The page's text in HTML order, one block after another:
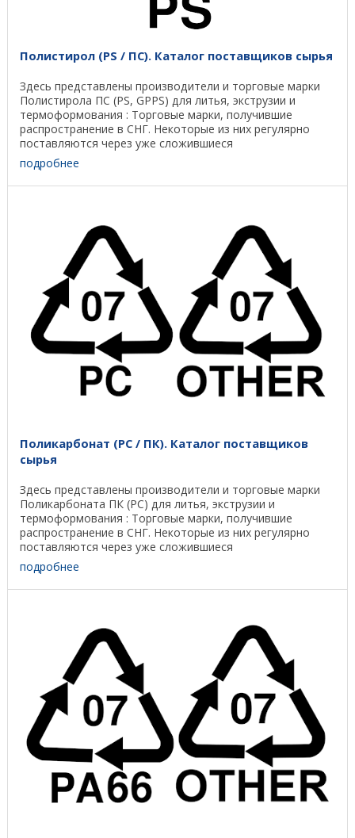
Полистирол (PS / ПС). Каталог поставщиков сырья
Здесь представлены производители и торговые марки
Полистирола ПС (PS, GPPS) для литья, экструзии и
термоформования : Торговые марки, получившие
распространение в СНГ. Некоторые из них регулярно
поставляются через уже сложившиеся
дистрибьюторские ...
подробнее
Поликарбонат (PC / ПК). Каталог поставщиков
сырья
Здесь представлены производители и торговые марки
Поликарбоната ПК (PC) для литья, экструзии и
термоформования : Торговые марки, получившие
распространение в СНГ. Некоторые из них регулярно
поставляются через уже сложившиеся
дистрибьюторские сети. ...
подробнее